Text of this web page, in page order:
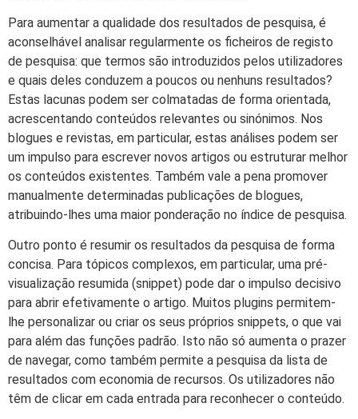
Para aumentar a qualidade dos resultados de pesquisa, é
aconselhável analisar regularmente os ficheiros de registo
de pesquisa: que termos são introduzidos pelos utilizadores
e quais deles conduzem a poucos ou nenhuns resultados?
Estas lacunas podem ser colmatadas de forma orientada,
acrescentando conteúdos relevantes ou sinónimos. Nos
blogues e revistas, em particular, estas análises podem ser
um impulso para escrever novos artigos ou estruturar melhor
os conteúdos existentes. Também vale a pena promover
manualmente determinadas publicações de blogues,
atribuindo-lhes uma maior ponderação no índice de pesquisa.
Outro ponto é resumir os resultados da pesquisa de forma
concisa. Para tópicos complexos, em particular, uma pré-
visualização resumida (snippet) pode dar o impulso decisivo
para abrir efetivamente o artigo. Muitos plugins permitem-
lhe personalizar ou criar os seus próprios snippets, o que vai
para além das funções padrão. Isto não só aumenta o prazer
de navegar, como também permite a pesquisa da lista de
resultados com economia de recursos. Os utilizadores não
têm de clicar em cada entrada para reconhecer o conteúdo.